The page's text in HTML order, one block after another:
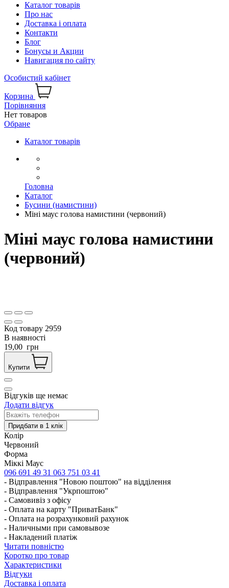
Каталог товарів
Про нас
Доставка і оплата
Контакти
Блог
Бонусы и Акции
Навигация по сайту
Особистий кабінет
Корзина
Порівняння
Нет товаров
Обране
Каталог товарів
Головна
Каталог
Бусини (намистини)
Міні маус голова намистини (червоний)
Міні маус голова намистини
(червоний)
Код товару 2959
В наявності
19,00 грн
Купити
Відгуків ще немає
Додати відгук
Колір
Червоний
Форма
Міккі Маус
096 691 49 31 063 751 03 41
- Відправлення "Новою поштою" на відділення
- Відправлення "Укрпоштою"
- Самовивіз з офісу
- Оплата на карту "ПриватБанк"
- Оплата на розрахунковий рахунок
- Наличными при самовывозе
- Накладений платіж
Читати повністю
Коротко про товар
Характеристики
Відгуки
Доставка і оплата